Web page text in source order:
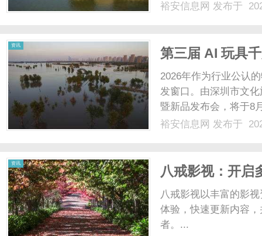
裕安信息网 发布于
资讯
第三届 AI 玩具
造千亿赛道产业
2026年作为行业公认
发窗口。由深圳市文
暨新品发布会，将于8
幕。本届大会联动四
裕安信息网 发布于
资讯
八戒影视：开启
八戒影视以丰富的影
体验，快速更新内容
者。...